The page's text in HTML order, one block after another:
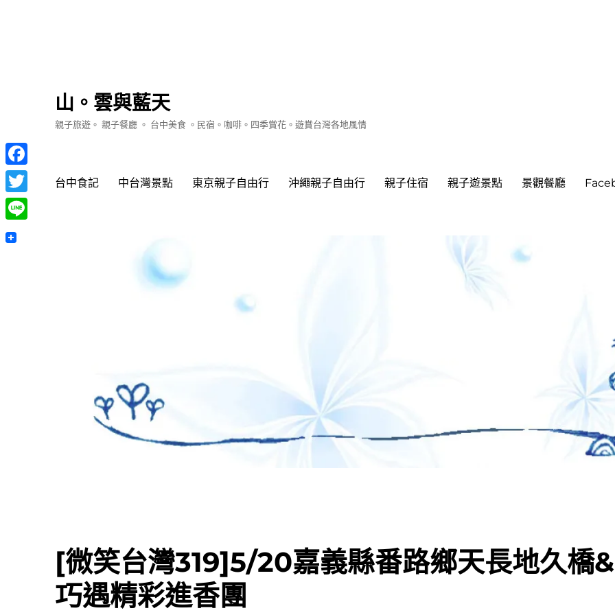
山。雲與藍天
親子旅遊。 親子餐廳 。 台中美食 。民宿。咖啡。四季賞花。遊賞台灣各地風情
台中食記 中台灣景點 東京親子自由行 沖繩親子自由行 親子住宿 親子遊景點 景觀餐廳
[微笑台灣319]5/20嘉義縣番路鄉天長地久橋&
巧遇精彩進香團
Facebook
Twitter
Line